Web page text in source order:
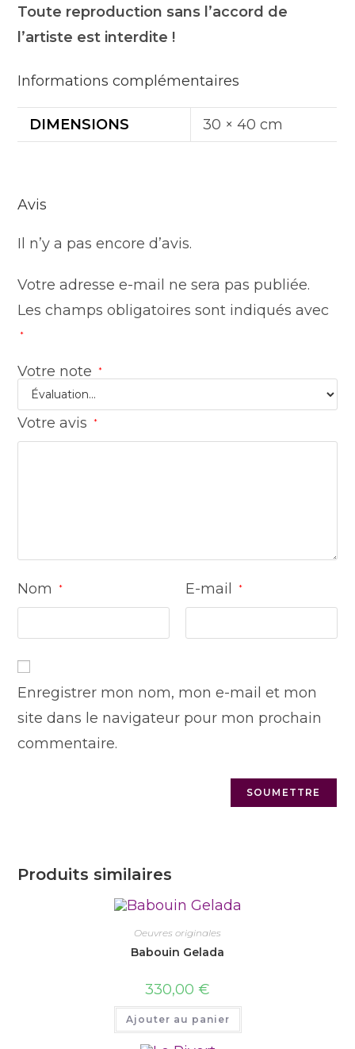
Toute reproduction sans l’accord de
l’artiste est interdite !
Informations complémentaires
DIMENSIONS 30 × 40 cm
Avis
Il n’y a pas encore d’avis.
Votre adresse e-mail ne sera pas publiée.
Les champs obligatoires sont indiqués avec
*
Votre note *
Votre avis *
Nom * E-mail *
Enregistrer mon nom, mon e-mail et mon
site dans le navigateur pour mon prochain
commentaire.
Produits similaires
Oeuvres originales
Babouin Gelada
330,00 €
Ajouter au panier